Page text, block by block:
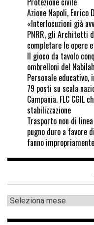
Azione Napoli,
«Interlocuzioni già
PNRR, gli Architetti
completare le opere
Il gioco da tavolo
ombrelloni del
Personale
79 posti su scala
Campania. FLC CGIL
stabilizzazione
Trasporto non di
pugno duro a favore
fanno